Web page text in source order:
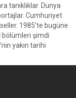
tanıklıklar. Dünya
Cumhuriyet
1985’te bugüne
bölümleri şimdi
yakın tarihi